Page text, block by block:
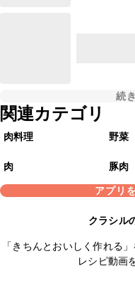
続
関連カテゴリ
肉料理 野菜
肉 豚肉
アプリ
クラシル
「きちんとおいしく作れる
レシピ動画